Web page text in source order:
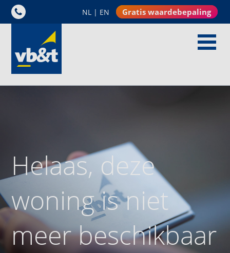
NL | EN Gratis waardebepaling
Helaas, deze
woning is niet
meer beschikbaar